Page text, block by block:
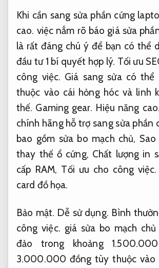
Khi cần sang sửa phần cứng
cao. việc nắm rõ báo giá sửa
là rất đáng chú ý để bạn có thể
đầu tư 1 bí quyết hợp lý. Tối ưu
công việc. Giá sang sửa có
thuộc vào cái hỏng hóc và linh
thế. Gaming gear. Hiệu năng cao.
chính hãng hỗ trợ sang sửa phần
bao gồm sửa bo mạch chủ,
thay thế ổ cứng, Chất lượng in
cấp RAM, Tối ưu cho công việc.
card đồ họa.
Bảo mật. Dễ sử dụng. Bình
công việc. giá sửa bo mạch
đảo trong khoảng
3.000.000 đồng tùy thuộc vào